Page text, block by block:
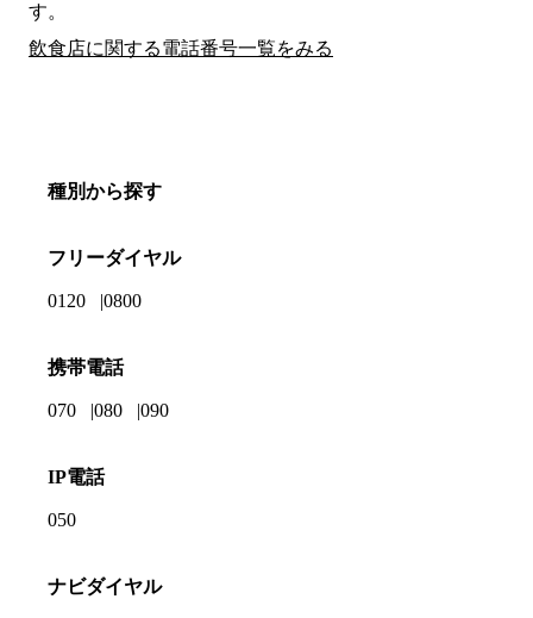
す。
飲食店に関する電話番号一覧をみる
種別から探す
フリーダイヤル
0120 0800
携帯電話
070 080 090
IP電話
050
ナビダイヤル